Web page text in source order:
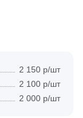
2 150 р/шт
2 100 р/шт
2 000 р/шт